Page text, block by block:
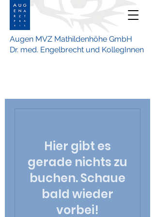
Augen MVZ Mathildenhöhe GmbH
Dr. med. Engelbrecht und KollegInnen
Hier gibt es
gerade nichts zu
buchen. Schaue
bald wieder
vorbei!